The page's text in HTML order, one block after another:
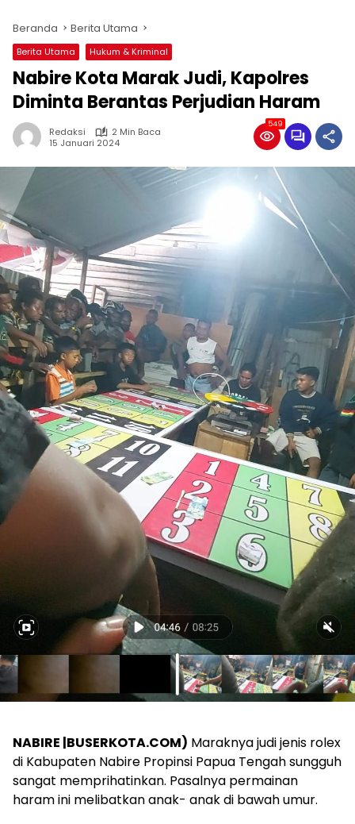
Beranda Berita Utama
Berita Utama Hukum & Kriminal
Nabire Kota Marak Judi, Kapolres
Diminta Berantas Perjudian Haram
Redaksi
2 Min Baca
15 Januari 2024
549
NABIRE |BUSERKOTA.COM) Maraknya judi jenis rolex
di Kabupaten Nabire Propinsi Papua Tengah sungguh
sangat memprihatinkan. Pasalnya permainan
haram ini melibatkan anak- anak di bawah umur.